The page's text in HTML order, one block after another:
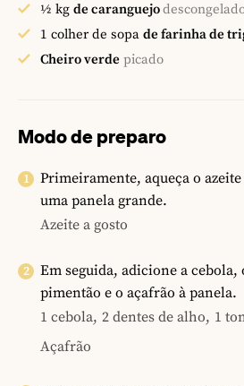
½ kg de caranguejo
1 colher de sopa de farinha de
Cheiro verde picado
Modo de preparo
Primeiramente, aqueça o
uma panela grande.
Azeite a gosto
Em seguida, adicione a cebola,
pimentão e o açafrão à panela.
1 cebola, 2 dentes de alho, 1
Açafrão